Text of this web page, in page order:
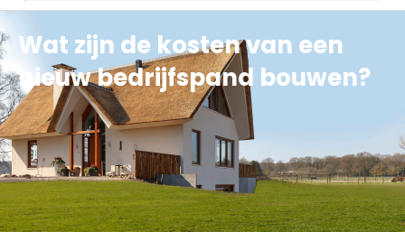
Wat zijn de kosten van een
nieuw bedrijfspand bouwen?